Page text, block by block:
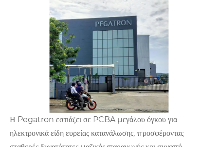
Η Pegatron εστιάζει σε PCBA μεγάλου όγκου για
ηλεκτρονικά είδη ευρείας κατανάλωσης, προσφέροντας